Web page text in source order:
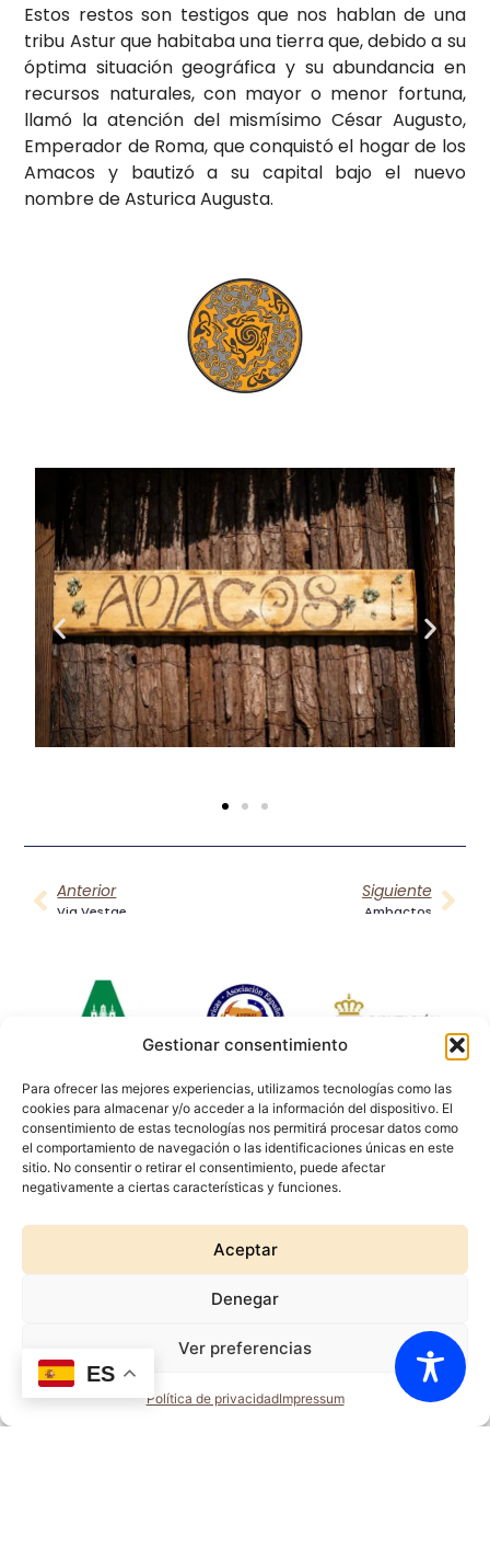
Gestionar consentimiento
Para ofrecer las mejores experiencias, utilizamos tecnologías como las
cookies para almacenar y/o acceder a la información del dispositivo. El
consentimiento de estas tecnologías nos permitirá procesar datos como
el comportamiento de navegación o las identificaciones únicas en este
sitio. No consentir o retirar el consentimiento, puede afectar
negativamente a ciertas características y funciones.
Aceptar
Denegar
Ver preferencias
Política de privacidadImpressum
Estos restos son testigos que nos hablan de una
tribu Astur que habitaba una tierra que, debido a su
óptima situación geográfica y su abundancia en
recursos naturales, con mayor o menor fortuna,
llamó la atención del mismísimo César Augusto,
Emperador de Roma, que conquistó el hogar de los
Amacos y bautizó a su capital bajo el nuevo
nombre de Asturica Augusta.
Anterior
Via Vestae
Siguiente
Ambactos
Hazte socio
Cómo llegar
Rigor Histórico
Accesibilidad
Aviso legal
ES